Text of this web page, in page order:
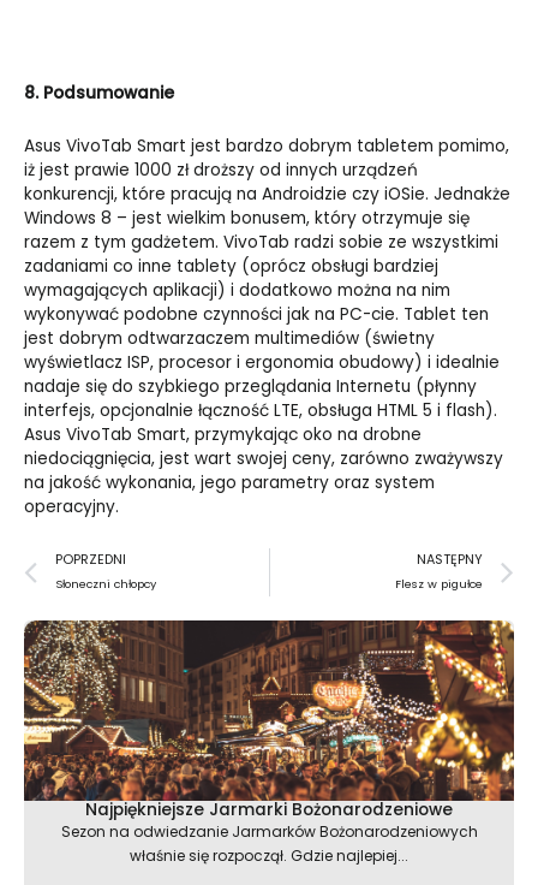
8. Podsumowanie
Asus VivoTab Smart jest bardzo dobrym tabletem pomimo,
iż jest prawie 1000 zł droższy od innych urządzeń
konkurencji, które pracują na Androidzie czy iOSie. Jednakże
Windows 8 – jest wielkim bonusem, który otrzymuje się
razem z tym gadżetem. VivoTab radzi sobie ze wszystkimi
zadaniami co inne tablety (oprócz obsługi bardziej
wymagających aplikacji) i dodatkowo można na nim
wykonywać podobne czynności jak na PC-cie. Tablet ten
jest dobrym odtwarzaczem multimediów (świetny
wyświetlacz ISP, procesor i ergonomia obudowy) i idealnie
nadaje się do szybkiego przeglądania Internetu (płynny
interfejs, opcjonalnie łączność LTE, obsługa HTML 5 i flash).
Asus VivoTab Smart, przymykając oko na drobne
niedociągnięcia, jest wart swojej ceny, zarówno zważywszy
na jakość wykonania, jego parametry oraz system
operacyjny.
Prev
POPRZEDNI
Słoneczni chłopcy
NASTĘPNY
Flesz w pigułce
Najpiękniejsze Jarmarki Bożonarodzeniowe
Sezon na odwiedzanie Jarmarków Bożonarodzeniowych
właśnie się rozpoczął. Gdzie najlepiej...